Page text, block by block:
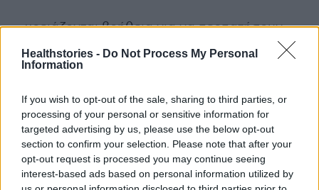
Healthstories - Do Not Process My Personal
Information
If you wish to opt-out of the sale, sharing to third parties, or
processing of your personal or sensitive information for
targeted advertising by us, please use the below opt-out
section to confirm your selection. Please note that after your
opt-out request is processed you may continue seeing
interest-based ads based on personal information utilized by
– χρειάζονται βοήθεια για να περπατήσουν
Οι Κινητές Ιατρικές Μονάδες παρέχουν
Ηλεκτρονική καταχώρηση ραντεβού μέσω:
Τηςιστοσελίδαςτων ΚΙΜ ή της εφαρμογής
MyKIM διαθέσιμη σε Playstore & Appstore